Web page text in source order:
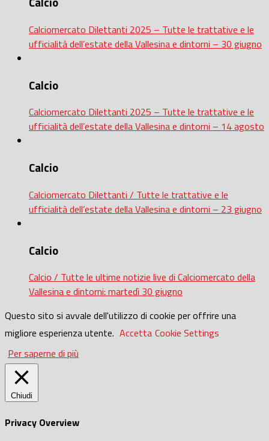
Calciomercato Dilettanti 2025 – Tutte le trattative e le
ufficialità dell’estate della Vallesina e dintorni – 30 giugno
Calcio
Calciomercato Dilettanti 2025 – Tutte le trattative e le
ufficialità dell’estate della Vallesina e dintorni – 14 agosto
Calcio
Calciomercato Dilettanti / Tutte le trattative e le
ufficialità dell’estate della Vallesina e dintorni – 23 giugno
Calcio
Calcio / Tutte le ultime notizie live di Calciomercato della
Vallesina e dintorni: martedì 30 giugno
Questo sito si avvale dell'utilizzo di cookie per offrire una
migliore esperienza utente. Accetta Cookie Settings
Per saperne di più
Chiudi
Privacy Overview